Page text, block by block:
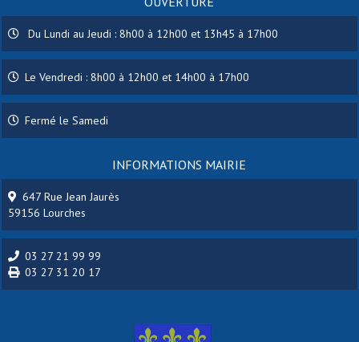
Du Lundi au Jeudi : 8h00 à 12h00 et 13h45 à 17h00
Le Vendredi : 8h00 à 12h00 et 14h00 à 17h00
Fermé le Samedi
INFORMATIONS MAIRIE
647 Rue Jean Jaurès
59156 Lourches
03 27 21 99 99
03 27 31 20 17